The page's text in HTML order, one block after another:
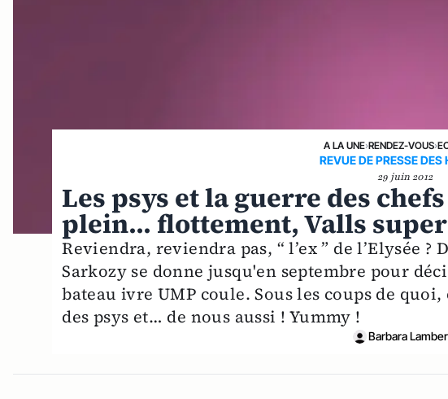
A LA UNE›RENDEZ-VOUS›
REVUE DE PRESSE DES
29 juin 2012
Les psys et la guerre des
plein... flottement, Valls
Reviendra, reviendra pas, “ l’ex ” de l’Elysée ?
Sarkozy se donne jusqu'en septembre pour
bateau ivre UMP coule. Sous les coups de
des psys et… de nous aussi ! Yummy !
Barbara